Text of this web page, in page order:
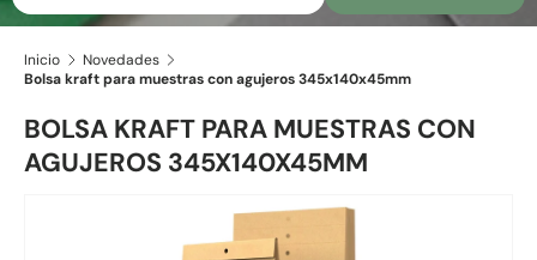
Inicio
Novedades
Bolsa kraft para muestras con agujeros 345x140x45mm
BOLSA KRAFT PARA MUESTRAS CON
AGUJEROS 345X140X45MM
Ir directamente a la información del producto